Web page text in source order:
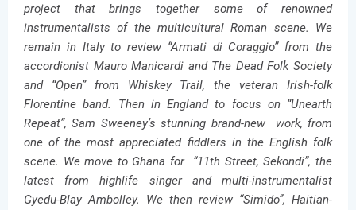
project that brings together some of renowned
instrumentalists of the multicultural Roman scene. We
remain in Italy to review “Armati di Coraggio” from the
accordionist Mauro Manicardi and The Dead Folk Society
and “Open” from Whiskey Trail, the veteran Irish-folk
Florentine band. Then in England to focus on “Unearth
Repeat”, Sam Sweeney’s stunning brand-new work, from
one of the most appreciated fiddlers in the English folk
scene. We move to Ghana for “11th Street, Sekondi”, the
latest from highlife singer and multi-instrumentalist
Gyedu-Blay Ambolley. We then review “Simido”, Haitian-